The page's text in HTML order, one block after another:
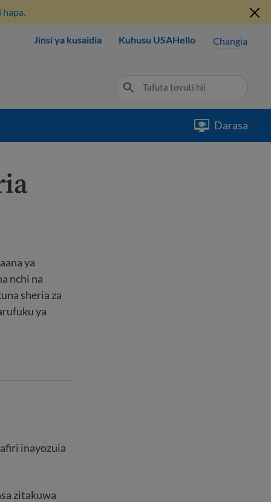
hapa.
Jinsi ya kusaidia Kuhusu USAHello Changia
Darasa
ya
nchi na
sheria za
ya
inayozuia
zitakuwa